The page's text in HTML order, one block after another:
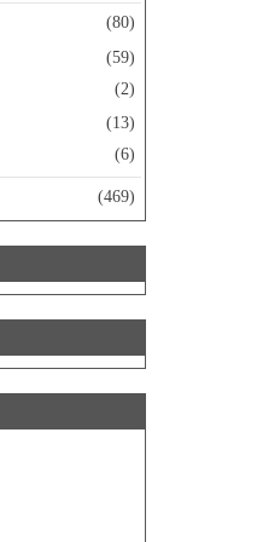
(80)
(59)
(2)
(13)
(6)
(469)